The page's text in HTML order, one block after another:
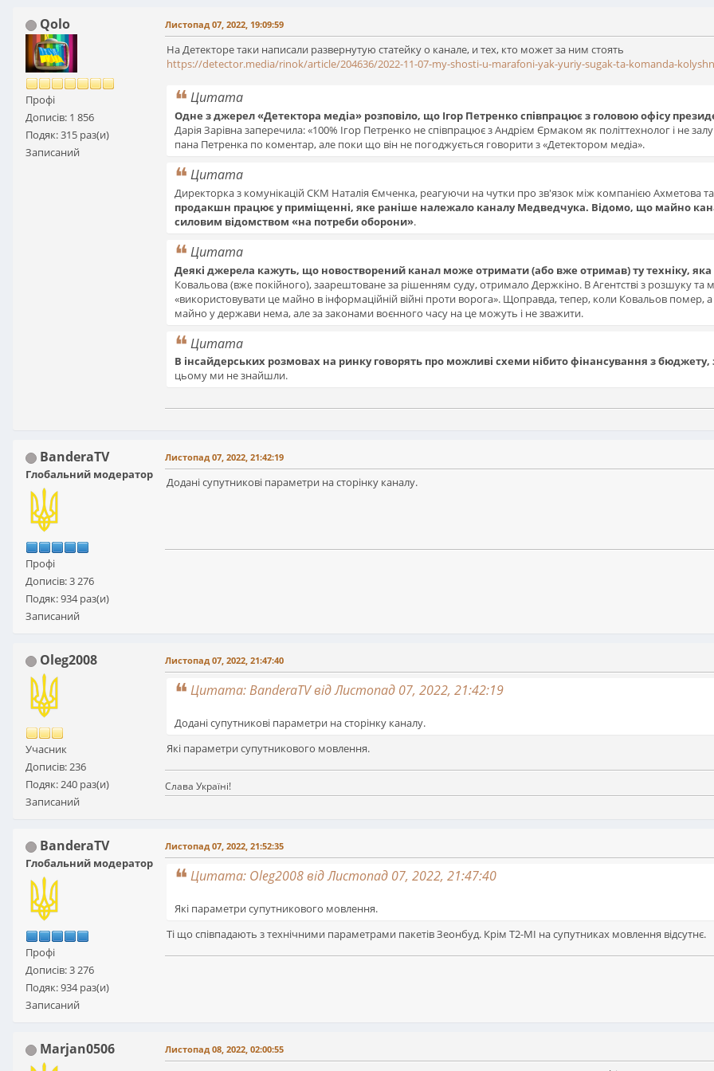
Qolo
Профі
Дописів: 1 856
Подяк: 315 раз(и)
Записаний
Листопад 07, 2022, 19:09:59
На Детекторе таки написали развернутую статейку о канале, и тех, кто может за ним стоять
https://detector.media/rinok/article/204636/2022-11-07-my-shosti-u-marafoni-yak-yuriy-sugak-ta-komanda-
Цитата
Одне з джерел «Детектора медіа» розповіло, що Ігор Петренко співпрацює з головою офісу
Дарія Зарівна заперечила: «100% Ігор Петренко не співпрацює з Андрієм Єрмаком як політтехнолог і не
пана Петренка по коментар, але поки що він не погоджується говорити з «Детектором медіа».
Цитата
Директорка з комунікацій СКМ Наталія Ємченка, реагуючи на чутки про зв'язок між компанією Ахметова
продакшн працює у приміщенні, яке раніше належало каналу Медведчука. Відомо, що майно
силовим відомством «на потреби оборони».
Цитата
Деякі джерела кажуть, що новостворений канал може отримати (або вже отримав) ту техніку,
Ковальова (вже покійного), заарештоване за рішенням суду, отримало Держкіно. В Агентстві з розшуку
«використовувати це майно в інформаційній війні проти ворога». Щоправда, тепер, коли Ковальов помер,
майно у держави нема, але за законами воєнного часу на це можуть і не зважити.
Цитата
В інсайдерських розмовах на ринку говорять про можливі схеми нібито фінансування з
цьому ми не знайшли.
BanderaTV
Глобальний модератор
Профі
Дописів: 3 276
Подяк: 934 раз(и)
Записаний
Листопад 07, 2022, 21:42:19
Додані супутникові параметри на сторінку каналу.
Oleg2008
Учасник
Дописів: 236
Подяк: 240 раз(и)
Записаний
Листопад 07, 2022, 21:47:40
Цитата: BanderaTV від Листопад 07, 2022, 21:42:19
Додані супутникові параметри на сторінку каналу.
Які параметри супутникового мовлення.
Слава Україні!
BanderaTV
Глобальний модератор
Профі
Дописів: 3 276
Подяк: 934 раз(и)
Записаний
Листопад 07, 2022, 21:52:35
Цитата: Oleg2008 від Листопад 07, 2022, 21:47:40
Які параметри супутникового мовлення.
Ті що співпадають з технічними параметрами пакетів Зеонбуд. Крім Т2-MI на супутниках мовлення відсутнє.
Marjan0506 Листопад 08, 2022, 02:00:55